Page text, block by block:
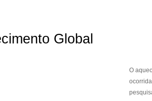
Global
O